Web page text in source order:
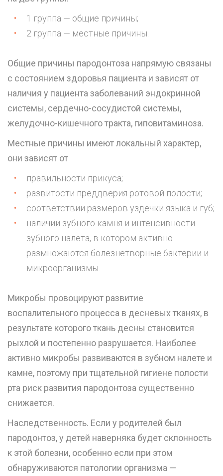
1 группа — общие причины;
2 группа — местные причины.
Общие причины пародонтоза напрямую связаны
с состоянием здоровья пациента и зависят от
наличия у пациента заболеваний эндокринной
системы, сердечно-сосудистой системы,
желудочно-кишечного тракта, гиповитаминоза.
Местные причины имеют локальный характер,
они зависят от
правильности прикуса;
развитости преддверия ротовой полости;
соответствии размеров уздечки языка и губ;
наличии зубного камня и интенсивности
зубного налета, в котором активно
размножаются болезнетворные бактерии и
микроорганизмы.
Микробы провоцируют развитие
воспалительного процесса в десневых тканях, в
результате которого ткань десны становится
рыхлой и постепенно разрушается. Наиболее
активно микробы развиваются в зубном налете и
камне, поэтому при тщательной гигиене полости
рта риск развития пародонтоза существенно
снижается.
Наследственность. Если у родителей был
пародонтоз, у детей наверняка будет склонность
к этой болезни, особенно если при этом
обнаруживаются патологии организма —